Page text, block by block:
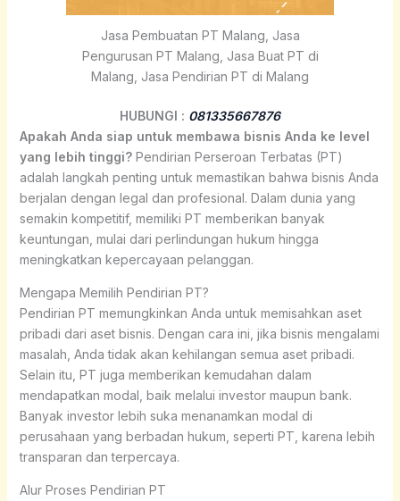
Jasa Pembuatan PT Malang, Jasa
Pengurusan PT Malang, Jasa Buat PT di
Malang, Jasa Pendirian PT di Malang
HUBUNGI : 081335667876
Apakah Anda siap untuk membawa bisnis Anda ke level
yang lebih tinggi?Pendirian Perseroan Terbatas (PT)
adalah langkah penting untuk memastikan bahwa bisnis Anda
berjalan dengan legal dan profesional. Dalam dunia yang
semakin kompetitif, memiliki PT memberikan banyak
keuntungan, mulai dari perlindungan hukum hingga
meningkatkan kepercayaan pelanggan.
Mengapa Memilih Pendirian PT?
Pendirian PT memungkinkan Anda untuk memisahkan aset
pribadi dari aset bisnis. Dengan cara ini, jika bisnis mengalami
masalah, Anda tidak akan kehilangan semua aset pribadi.
Selain itu, PT juga memberikan kemudahan dalam
mendapatkan modal, baik melalui investor maupun bank.
Banyak investor lebih suka menanamkan modal di
perusahaan yang berbadan hukum, seperti PT, karena lebih
transparan dan terpercaya.
Alur Proses Pendirian PT